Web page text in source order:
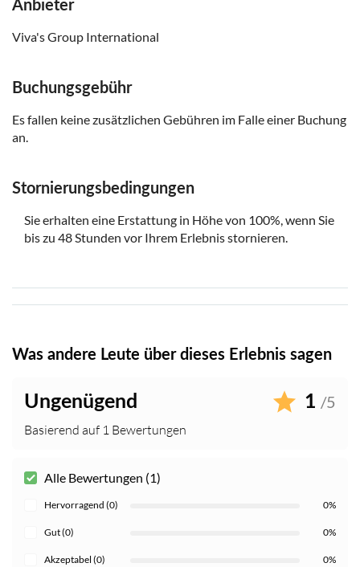
Anbieter
Viva's Group International
Buchungsgebühr
Es fallen keine zusätzlichen Gebühren im Falle einer Buchung
an.
Stornierungsbedingungen
Sie erhalten eine Erstattung in Höhe von 100%, wenn Sie
bis zu 48 Stunden vor Ihrem Erlebnis stornieren.
Was andere Leute über dieses Erlebnis sagen
Ungenügend 1 /5
Basierend auf 1 Bewertungen
Alle Bewertungen (1)
Hervorragend (0) 0%
Gut (0) 0%
Akzeptabel (0) 0%